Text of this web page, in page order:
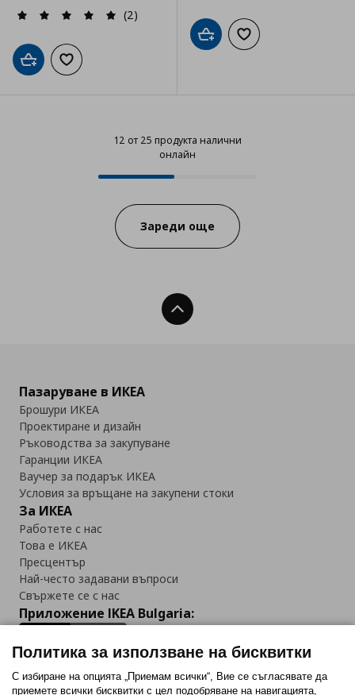
(2)
Добави в кошницата
Добави към списъка с любими
Добави в кошницата
Добави към
12 от 25 продукта налични
онлайн
12 от 25 продукта налични
Progress:
Зареди още
Нагоре
Пазаруване в ИКЕА
Брошури ИКЕА
Проектиране и дизайн
Ръководства за закупуване
Гаранции ИКЕА
Ваучер за подарък ИКЕА
Условия за връщане на закупени стоки
За ИКЕА
Работете с нас
Това е ИКЕА
Пресцентър
Най-често задавани въпроси
Свържете се с нас
Приложение IKEA Bulgaria:
Политика за използване на бисквитки
С избиране на опцията „Приемам всички“, Вие се съгласявате да
приемете всички бисквитки с цел подобряване на навигацията,